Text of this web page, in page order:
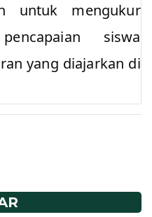
untuk mengukur
siswa
yang diajarkan di